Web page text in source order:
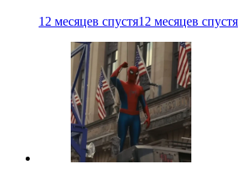
12 месяцев спустя12 месяцев спустя